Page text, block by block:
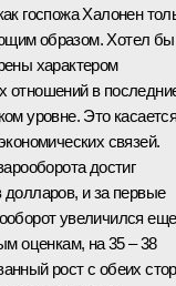
госпожа Халонен
образом. Хотел бы
характером
отношений в
уровне. Это
связей.
достиг
долларов, и за первые
увеличился еще
оценкам, на 35 – 38
рост с обеих